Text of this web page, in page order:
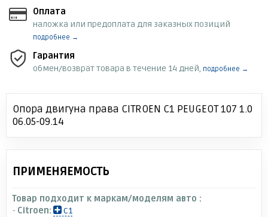
Оплата
наложка или предоплата для заказных позиций
подробнее →
Гарантия
обмен/возврат товара в течение 14 дней, подробнее →
Опора двигуна права CITROEN C1 PEUGEOT 107 1.0
06.05-09.14
ПРИМЕНЯЕМОСТЬ
Товар подходит к маркам/моделям авто :
- Citroen:
C1